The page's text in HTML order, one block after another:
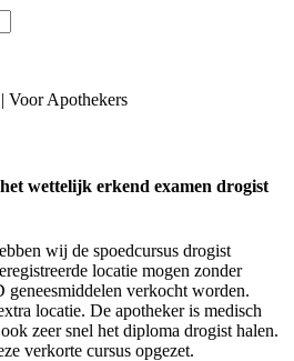
Voor Apothekers
wettelijk erkend examen drogist
wij de spoedcursus drogist
locatie mogen zonder
verkocht worden.
locatie. De apotheker is medisch
zeer snel het diploma drogist halen.
verkorte cursus opgezet.